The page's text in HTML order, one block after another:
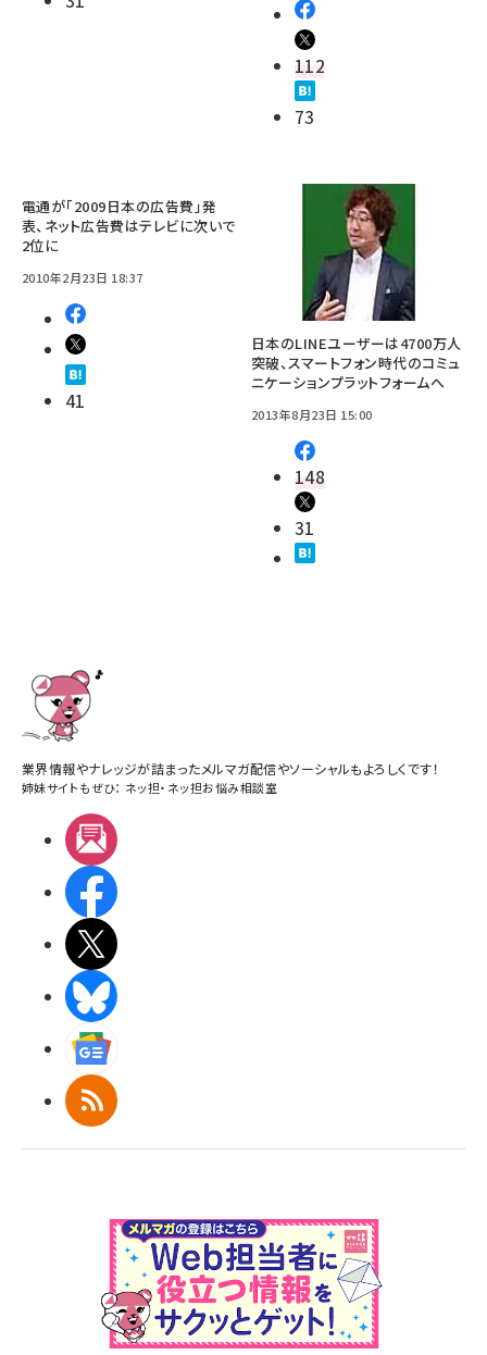
112
73
電通が「2009日本の広告費」発
表、ネット広告費はテレビに次いで
2位に
2010年2月23日 18:37
41
日本のLINEユーザーは4700万人
突破、スマートフォン時代のコミュ
ニケーションプラットフォームへ
2013年8月23日 15:00
148
31
業界情報やナレッジが詰まったメルマガ配信やソーシャルもよろしくです！
姉妹サイトもぜひ： ネッ担・ ネッ担お悩み相談室
RSS